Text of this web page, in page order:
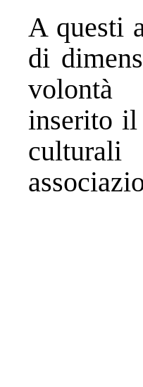
A questi
di
volontà
inserito il